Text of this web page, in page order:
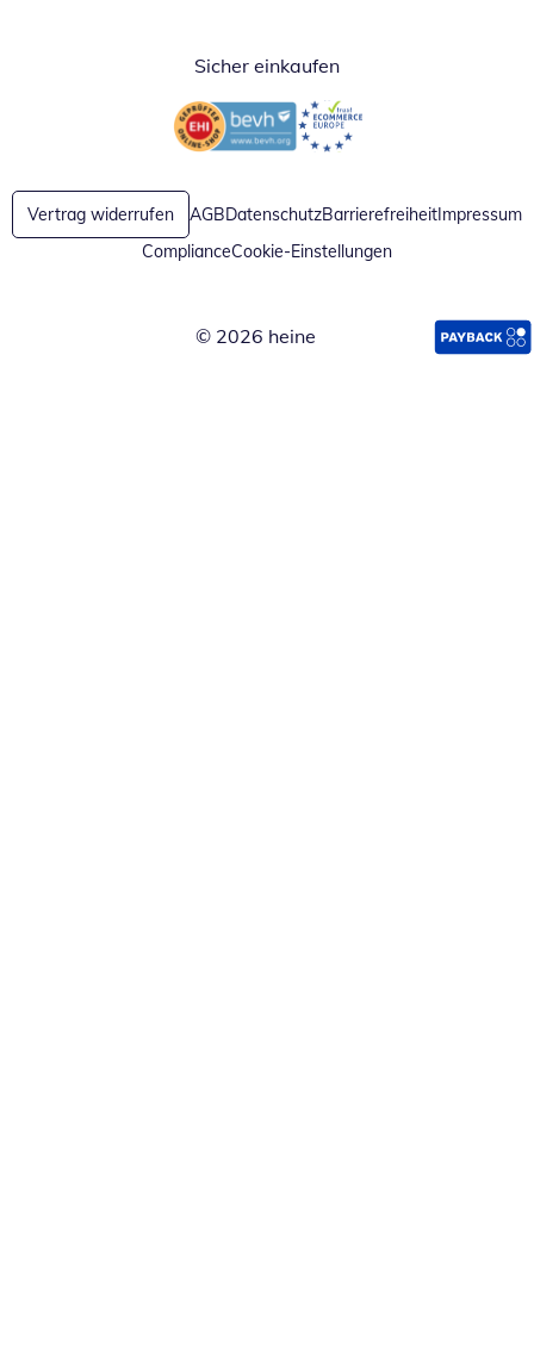
Sicher einkaufen
Öffnet in neuem FensterÖffnet in neuem Fenster
Vertrag widerrufen AGBDatenschutzBarrierefreiheitImpressum
ComplianceCookie-Einstellungen
© 2026 heine